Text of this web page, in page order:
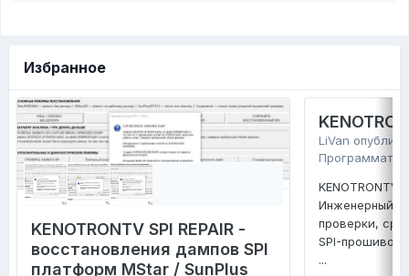
Избранное
KENOTRONTV SPI REPAIR -
восстановления дампов SPI
платформ MStar / SunPlus
LiVan
KENOTRONTV
Инженерный
проверки,
SPI-прошивок
...